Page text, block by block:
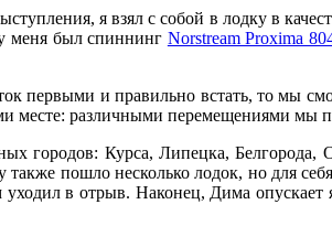
я взял с собой в лодку в
меня был спиннинг Norstream Proxima
первыми и правильно встать, то мы
месте: различными перемещениями мы
городов: Курса, Липецка,
пошло несколько лодок, но для
в отрыв. Наконец, Дима